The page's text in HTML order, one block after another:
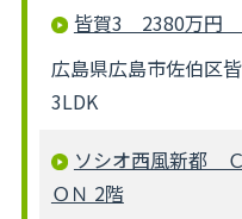
皆賀3 2380万円
広島県広島市佐伯区
3LDK
ソシオ西風新都
ＯＮ 2階